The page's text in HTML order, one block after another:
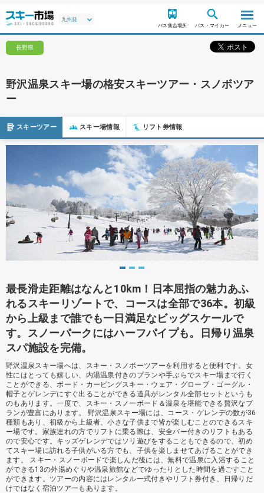
バス集合場所 バス・マイカー メニュー
長野県
野沢温泉スキー場の格安スキーツアー・スノボツア
ー
スキーツアー スキー場情報 リフト券情報
最長滑走距離はなんと10km！日本屈指の魅力あふ
れるスキーリゾートで、コースは全部で36本。初級
から上級まで誰でも一日満足なビッグスケールで
す。スノーパークにはハーフパイプも。日帰り温泉
スパ施設を完備。
野沢温泉スキー場へは、スキー・スノボーツアーを利用すると便利です。女
性にはとっても嬉しい、内湯温泉付きのプランや手ぶらでスキー場まで行く
ことができる、ボード・カービングスキー・ウェア・グローブ・ゴーグル・
帽子とゲレンデにすぐ出ることができる道具がレンタル全部セットというも
のもあります。一度で、スキー・スノーボード＆温泉を堪能できる贅沢なプ
ランが豊富にあります。 野沢温泉スキー場には、コース・ゲレンデの数が36
種類もあり、初級から上級者、小さな子供まで皆が楽しむことのできるスキ
ー場です。家族連れの方でリフトに乗る際は、安全バー付きのリフトもある
ので安心です。キッズゲレンデではソリ遊びをすることもできるので、初め
てスキー場に訪れる子供がいる方でも、子供を楽しませてあげることができ
ます。 スキー・スノーボードで楽しんだ後には、無料で温泉に入浴すること
ができる13の外湯めぐりや温泉旅館などでゆったりとした時間を過ごすこと
ができます。ツアーの内容にはレンタル一式付きやリフト券付き、日帰りだ
けではなく宿泊ツアーもあります。